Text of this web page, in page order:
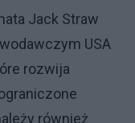
Jack Straw
USA
rozwija
również